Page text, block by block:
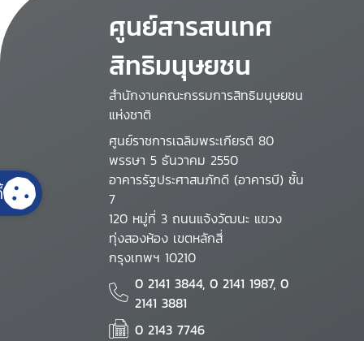
and benefits
ศูนย์สารสนเทศ
สิทธิมนุษยชน
สำนักงานคณะกรรมการสิทธิมนุษยชน
แห่งชาติ
ศูนย์ราชการเฉลิมพระเกียรติ 80
พรรษา 5 ธันวาคม 2550
อาคารรัฐประศาสนภักดี (อาคารบี) ชั้น
7
120 หมู่ที่ 3 ถนนแจ้งวัฒนะ แขวง
ทุ่งสองห้อง เขตหลักสี่
กรุงเทพฯ 10210
0 2141 3844, 0 2141 1987, 0
2141 3881
0 2143 7746